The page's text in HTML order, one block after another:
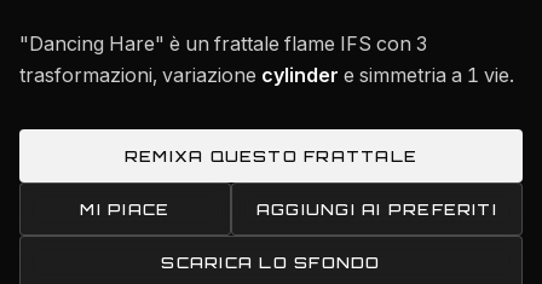
"Dancing Hare" è un frattale flame IFS con 3
trasformazioni, variazione cylinder e simmetria a 1 vie.
REMIXA QUESTO FRATTALE
MI PIACE AGGIUNGI AI PREFERITI
SCARICA LO SFONDO